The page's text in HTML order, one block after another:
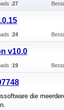
:27
:24
v10.0
:19
die